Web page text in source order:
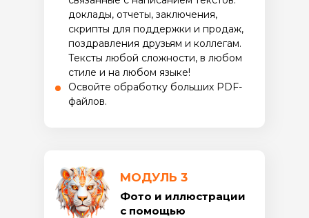
доклады, отчеты, заключения,
скрипты для поддержки и продаж,
поздравления друзьям и коллегам.
Тексты любой сложности, в любом
стиле и на любом языке!
Освойте обработку больших PDF-
файлов.
МОДУЛЬ 3
Фото и иллюстрации
с помощью